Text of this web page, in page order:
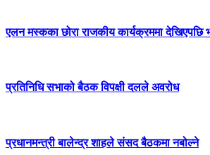
एलन मस्कका छोरा राजकीय कार्यक्रममा देखिएपछि
प्रतिनिधि सभाको बैठक विपक्षी दलले अवरोध
प्रधानमन्त्री बालेन्द्र शाहले संसद बैठकमा नबोल्ने